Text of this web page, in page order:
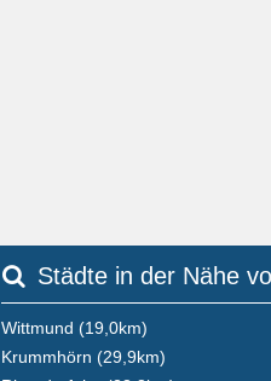
Städte in der Nähe
Wittmund (19,0km)
Krummhörn (29,9km)